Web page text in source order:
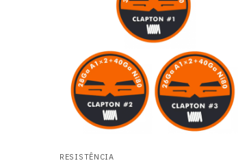
RESISTÊNCIA